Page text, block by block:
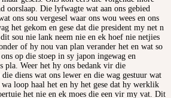
oorslaap. Die lyfwagte wat aan ons gebied
ons sou vergesel waar ons wou wees en ons
het gekom en gese dat die president my net n
sou nie lank neem nie en ek hoef nie netjies
of hy nou van plan verander het en wat so
op die stoep in sy japon ingewag en
pla. Weer het hy ons bedank vir die
diens wat ons lewer en die wag gestuur wat
loop haal het en hy het gese dat hy werklik
het nie en ek moes die een vir my vat. Dit